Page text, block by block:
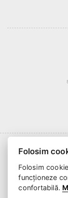
Livrare
Folosim
Folosim
funcționeze
confortabilă.